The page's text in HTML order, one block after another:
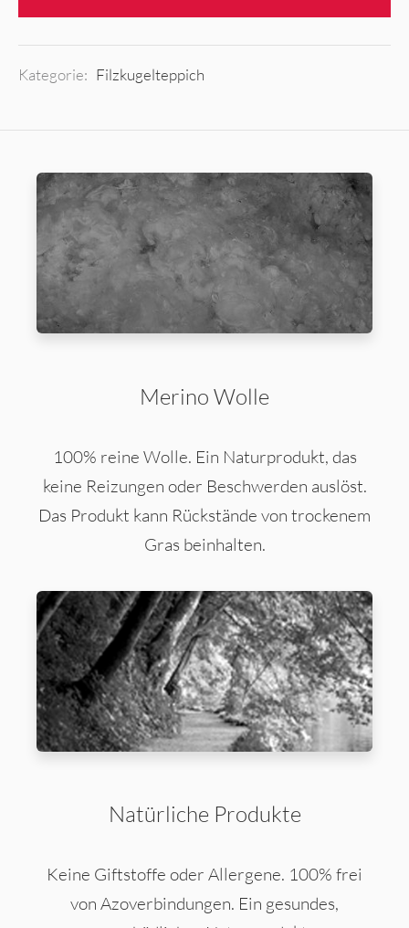
Kategorie: Filzkugelteppich
Merino Wolle
100% reine Wolle. Ein Naturprodukt, das
keine Reizungen oder Beschwerden auslöst.
Das Produkt kann Rückstände von trockenem
Gras beinhalten.
Natürliche Produkte
Keine Giftstoffe oder Allergene. 100% frei
von Azoverbindungen. Ein gesundes,